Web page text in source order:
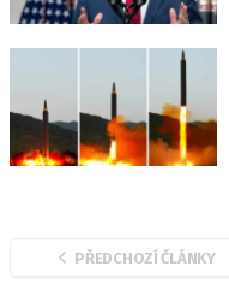
PŘEDCHOZÍ ČLÁNKY